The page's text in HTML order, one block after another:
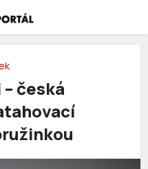
česká